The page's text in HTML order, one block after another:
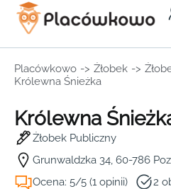
Placówkowo -> Żłobek ->
Królewna Śnieżka
Królewna
Żłobek Publiczny
Grunwaldzka 34, 60-786
Ocena: 5/5 (1 opinii)
2